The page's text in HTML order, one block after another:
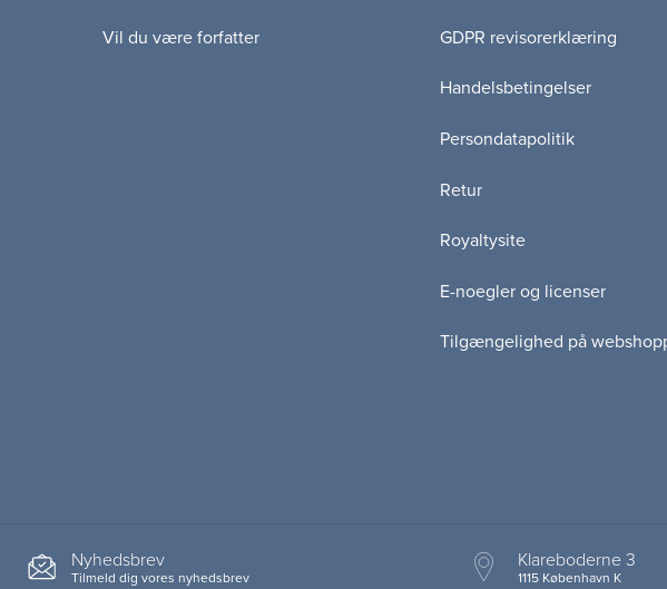
Vil du være forfatter GDPR revisorerklæring
Handelsbetingelser
Persondatapolitik
Retur
Royaltysite
E-noegler og licenser
Tilgængelighed på
Nyhedsbrev
Tilmeld dig vores nyhedsbrev
Klareboderne 3
1115 København K